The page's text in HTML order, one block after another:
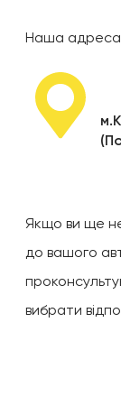
Наша
Якщо ви ще
до вашого
вибрати